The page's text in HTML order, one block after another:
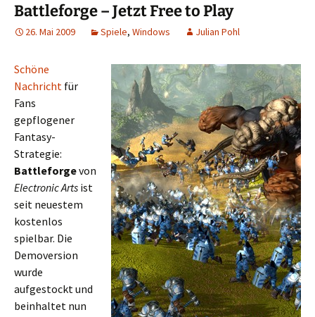
Battleforge – Jetzt Free to Play
26. Mai 2009 Spiele, Windows Julian Pohl
Schöne
Nachricht für
Fans
gepflogener
Fantasy-
Strategie:
Battleforgevon
Electronic Arts ist
seit neuestem
kostenlos
spielbar. Die
Demoversion
wurde
aufgestockt und
beinhaltet nun